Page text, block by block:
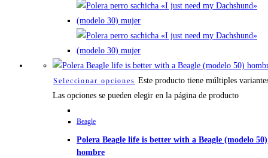
Seleccionar opciones Este producto tiene múltiples
Las opciones se pueden elegir en la página de producto
Beagle
Polera Beagle life is better with a Beagle (modelo 50)
hombre